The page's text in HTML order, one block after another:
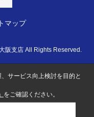
マップ
阪支店 All Rights Reserved.
サービス向上検討を目的と
をご確認ください。